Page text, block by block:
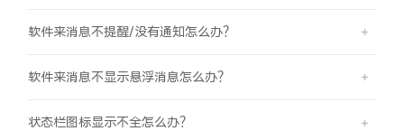
软件来消息不提醒/没有通知怎么办？
软件来消息不显示悬浮消息怎么办？
状态栏图标显示不全怎么办？